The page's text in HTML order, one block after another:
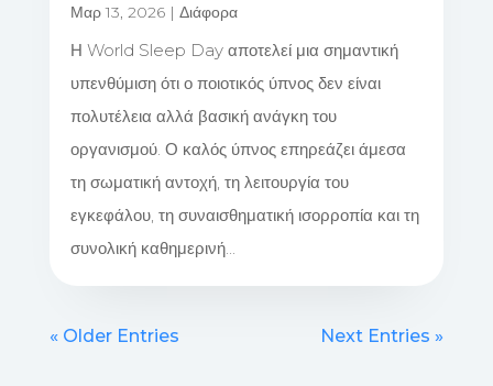
Μαρ 13, 2026| Διάφορα
Η World Sleep Day αποτελεί μια σημαντική
υπενθύμιση ότι ο ποιοτικός ύπνος δεν είναι
πολυτέλεια αλλά βασική ανάγκη του
οργανισμού. Ο καλός ύπνος επηρεάζει άμεσα
τη σωματική αντοχή, τη λειτουργία του
εγκεφάλου, τη συναισθηματική ισορροπία και τη
συνολική καθημερινή...
« Older Entries Next Entries »